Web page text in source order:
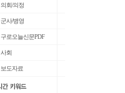
의회/의정
군사/병영
구로오늘신문PDF
사회
보도자료